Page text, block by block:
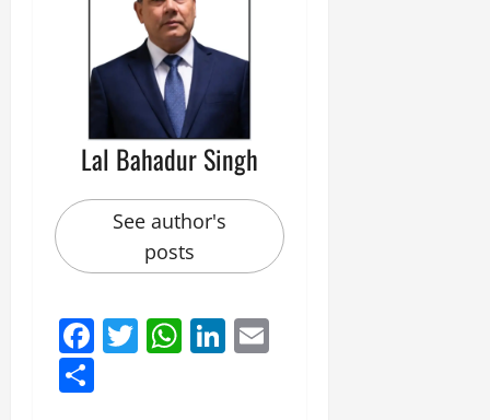
Lal Bahadur Singh
See author's
posts
Facebook
Twitter
WhatsApp
LinkedIn